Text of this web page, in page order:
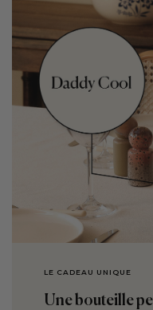
LE CADEAU UNIQUE
Une bouteille